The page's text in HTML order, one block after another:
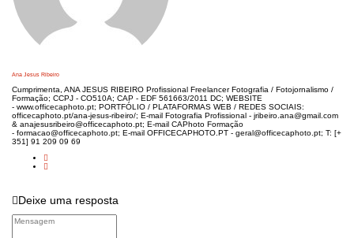
Ana Jesus Ribeiro
Cumprimenta, ANA JESUS RIBEIRO Profissional Freelancer Fotografia / Fotojornalismo /
Formação; CCPJ - CO510A; CAP - EDF 561663/2011 DC; WEBSITE
- www.officecaphoto.pt; PORTFÓLIO / PLATAFORMAS WEB / REDES SOCIAIS:
officecaphoto.pt/ana-jesus-ribeiro/; E-mail Fotografia Profissional - jribeiro.ana@gmail.com
& anajesusribeiro@officecaphoto.pt; E-mail CAPhoto Formação
- formacao@officecaphoto.pt; E-mail OFFICECAPHOTO.PT - geral@officecaphoto.pt; T: [+
351] 91 209 09 69
Deixe uma resposta